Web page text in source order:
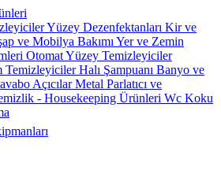
Yüzey Dezenfektanları Kir ve
ve Mobilya Bakımı Yer ve Zemin
Otomat Yüzey Temizleyiciler
TemizleyicilerHalı Şampuanı Banyo ve
AçıcılarMetal Parlatıcı ve
- Housekeeping Ürünleri Wc Koku